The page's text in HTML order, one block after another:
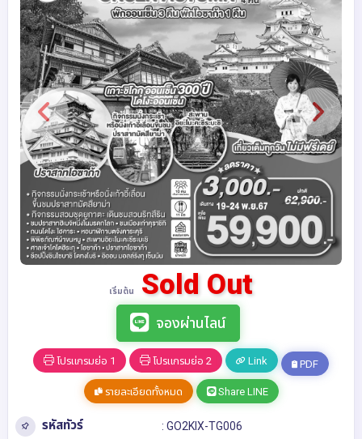
เริ่มต้น Sold Out
จองผ่านไลน์
โปรแกรมย่อ 1 โปรแกรมย่อ 2 Link PDF
รายละเอียดทั้งหมด Share LINE
รหัสทัวร์ : GO2KIX-TG006